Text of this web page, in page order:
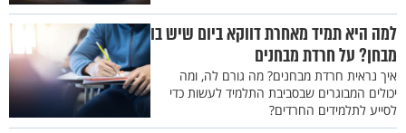
למה היא תמיד מאחרת דווקא ביום שיש בו
מבחן? על חרדת מבחנים
איך נראית חרדת מבחנים? מה גורם לה, ומה
יכולים המבוגרים שבסביבת התלמיד לעשות כדי
לסייע לתלמידים החרדים?